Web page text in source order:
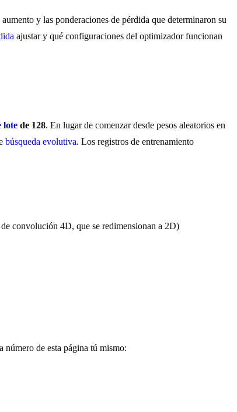
y las ponderaciones de pérdida que determinaron su
ajustar y qué configuraciones del optimizador funcionan
lote de 128. En lugar de comenzar desde pesos aleatorios en
búsqueda evolutiva. Los registros de entrenamiento
convolución 4D, que se redimensionan a 2D)
de esta página tú mismo: